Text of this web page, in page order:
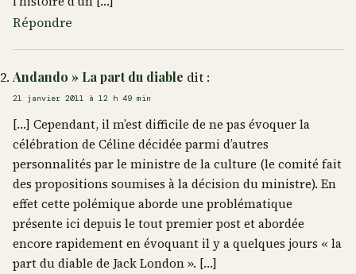
Répondre
Andando » La part du diable dit :
21 janvier 2011 à 12 h 49 min
[…] Cependant, il m’est difficile de ne pas évoquer la
célébration de Céline décidée parmi d’autres
personnalités par le ministre de la culture (le comité fait
des propositions soumises à la décision du ministre). En
effet cette polémique aborde une problématique
présente ici depuis le tout premier post et abordée
encore rapidement en évoquant il y a quelques jours « la
part du diable de Jack London ». […]